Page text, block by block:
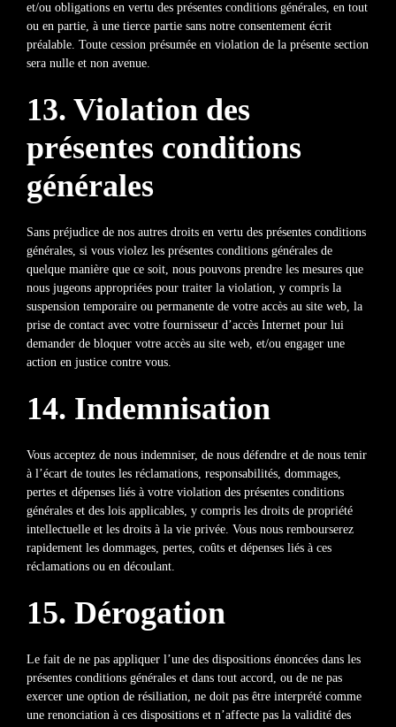
et/ou obligations en vertu des présentes conditions générales, en tout
ou en partie, à une tierce partie sans notre consentement écrit
préalable. Toute cession présumée en violation de la présente section
sera nulle et non avenue.
13. Violation des
présentes conditions
générales
Sans préjudice de nos autres droits en vertu des présentes conditions
générales, si vous violez les présentes conditions générales de
quelque manière que ce soit, nous pouvons prendre les mesures que
nous jugeons appropriées pour traiter la violation, y compris la
suspension temporaire ou permanente de votre accès au site web, la
prise de contact avec votre fournisseur d’accès Internet pour lui
demander de bloquer votre accès au site web, et/ou engager une
action en justice contre vous.
14. Indemnisation
Vous acceptez de nous indemniser, de nous défendre et de nous tenir
à l’écart de toutes les réclamations, responsabilités, dommages,
pertes et dépenses liés à votre violation des présentes conditions
générales et des lois applicables, y compris les droits de propriété
intellectuelle et les droits à la vie privée. Vous nous rembourserez
rapidement les dommages, pertes, coûts et dépenses liés à ces
réclamations ou en découlant.
15. Dérogation
Le fait de ne pas appliquer l’une des dispositions énoncées dans les
présentes conditions générales et dans tout accord, ou de ne pas
exercer une option de résiliation, ne doit pas être interprété comme
une renonciation à ces dispositions et n’affecte pas la validité des